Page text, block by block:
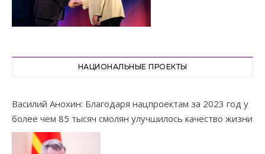
НАЦИОНАЛЬНЫЕ ПРОЕКТЫ
Василий Анохин: Благодаря нацпроектам за 2023 год у
более чем 85 тысяч смолян улучшилось качество жизни